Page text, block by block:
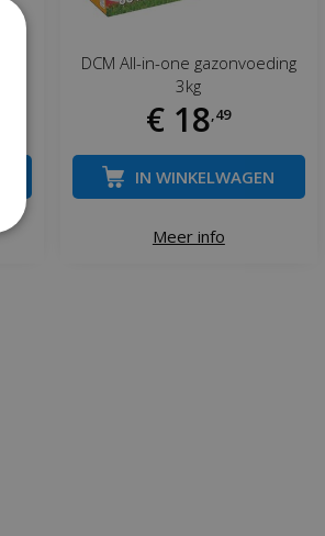
DCM All-in-one gazonvoeding
3kg
€ 18 49
Meer info
IN WINKELWAGEN